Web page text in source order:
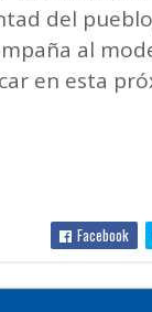
del
al
en esta
Facebook